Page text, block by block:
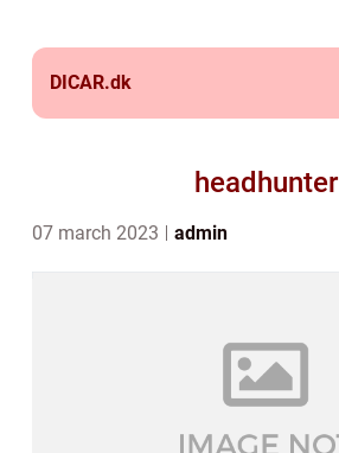
DICAR.dk
headhunter
07 march 2023 admin